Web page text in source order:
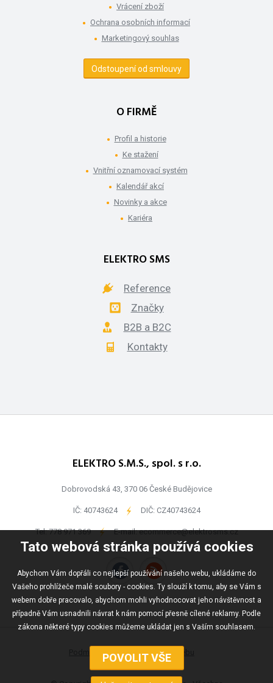
Tato webová stránka používá cookies
Abychom Vám dopřáli co nejlepší používání našeho webu, ukládáme do
Vašeho prohlížeče malé soubory - cookies. Ty slouží k tomu, aby se Vám s
webem dobře pracovalo, abychom mohli vyhodnocovat jeho návštěvnost a
případně Vám usnadnili návrat k nám pomocí přesně cílené reklamy. Podle
zákona některé typy cookies můžeme ukládat jen s Vaším souhlasem.
Vrácení zboží
Ochrana osobních informací
Marketingový souhlas
Odstoupení od smlouvy
O FIRMĚ
Profil a historie
Ke stažení
Vnitřní oznamovací systém
Kalendář akcí
Novinky a akce
Kariéra
ELEKTRO SMS
Reference
Značky
B2B a B2C
Kontakty
ELEKTRO S.M.S., spol. s r.o.
Dobrovodská 43, 370 06 České Budějovice
IČ: 40743624 - DIČ: CZ40743624
Tel:778 971 369 - E-mail:ecommerce@elektrosms.cz
Podmínky užívání Mapa webu